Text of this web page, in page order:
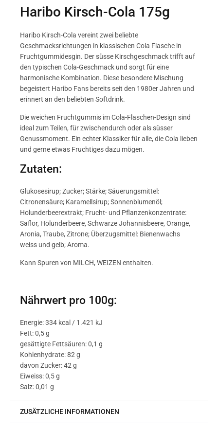
Haribo Kirsch-Cola 175g
Haribo Kirsch-Cola vereint zwei beliebte
Geschmacksrichtungen in klassischen Cola Flasche in
Fruchtgummidesgin. Der süsse Kirschgeschmack trifft auf
den typischen Cola-Geschmack und sorgt für eine
harmonische Kombination. Diese besondere Mischung
begeistert Haribo Fans bereits seit den 1980er Jahren und
erinnert an den beliebten Softdrink.
Die weichen Fruchtgummis im Cola-Flaschen-Design sind
ideal zum Teilen, für zwischendurch oder als süsser
Genussmoment. Ein echter Klassiker für alle, die Cola lieben
und gerne etwas Fruchtiges dazu mögen.
Zutaten:
Glukosesirup; Zucker; Stärke; Säuerungsmittel:
Citronensäure; Karamellsirup; Sonnenblumenöl;
Holunderbeerextrakt; Frucht- und Pflanzenkonzentrate:
Saflor, Holunderbeere, Schwarze Johannisbeere, Orange,
Aronia, Traube, Zitrone; Überzugsmittel: Bienenwachs
weiss und gelb; Aroma.
Kann Spuren von MILCH, WEIZEN enthalten.
Nährwert pro 100g:
Energie: 334 kcal / 1.421 kJ
Fett: 0,5 g
gesättigte Fettsäuren: 0,1 g
Kohlenhydrate: 82 g
davon Zucker: 42 g
Eiweiss: 0,5 g
Salz: 0,01 g
ZUSÄTZLICHE INFORMATIONEN